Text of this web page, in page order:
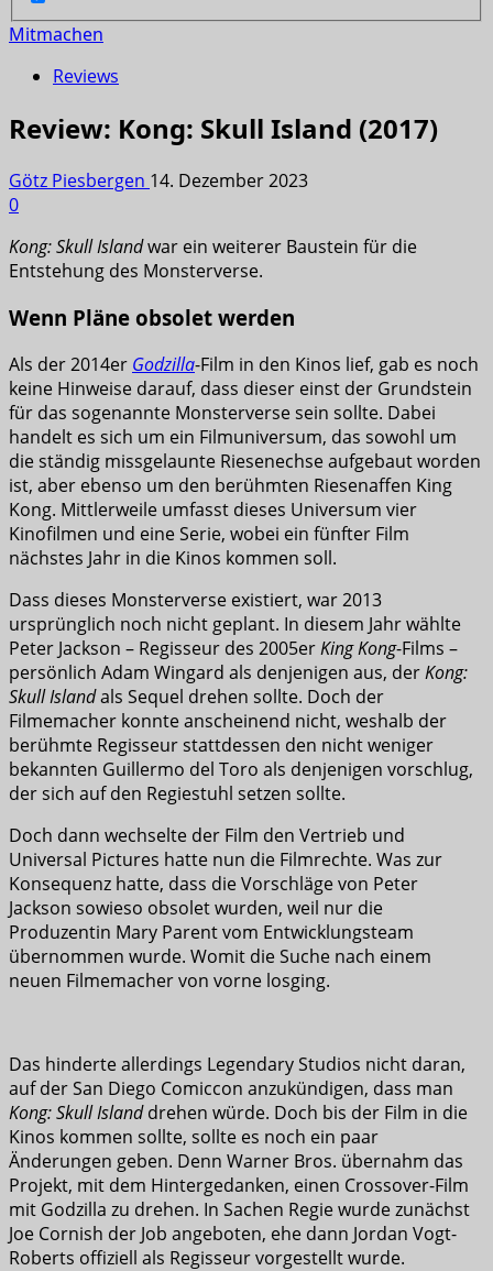
Mitmachen
Reviews
Review: Kong: Skull Island (2017)
Götz Piesbergen 14. Dezember 2023
0
Kong: Skull Islandwar ein weiterer Baustein für die
Entstehung des Monsterverse.
Wenn Pläne obsolet werden
Als der 2014er Godzilla-Film in den Kinos lief, gab es noch
keine Hinweise darauf, dass dieser einst der Grundstein
für das sogenannte Monsterverse sein sollte. Dabei
handelt es sich um ein Filmuniversum, das sowohl um
die ständig missgelaunte Riesenechse aufgebaut worden
ist, aber ebenso um den berühmten Riesenaffen King
Kong. Mittlerweile umfasst dieses Universum vier
Kinofilmen und eine Serie, wobei ein fünfter Film
nächstes Jahr in die Kinos kommen soll.
Dass dieses Monsterverse existiert, war 2013
ursprünglich noch nicht geplant. In diesem Jahr wählte
Peter Jackson – Regisseur des 2005erKing Kong-Films –
persönlich Adam Wingard als denjenigen aus, derKong:
Skull Islandals Sequel drehen sollte. Doch der
Filmemacher konnte anscheinend nicht, weshalb der
berühmte Regisseur stattdessen den nicht weniger
bekannten Guillermo del Toro als denjenigen vorschlug,
der sich auf den Regiestuhl setzen sollte.
Doch dann wechselte der Film den Vertrieb und
Universal Pictures hatte nun die Filmrechte. Was zur
Konsequenz hatte, dass die Vorschläge von Peter
Jackson sowieso obsolet wurden, weil nur die
Produzentin Mary Parent vom Entwicklungsteam
übernommen wurde. Womit die Suche nach einem
neuen Filmemacher von vorne losging.
Das hinderte allerdings Legendary Studios nicht daran,
auf der San Diego Comiccon anzukündigen, dass man
Kong: Skull Islanddrehen würde. Doch bis der Film in die
Kinos kommen sollte, sollte es noch ein paar
Änderungen geben. Denn Warner Bros. übernahm das
Projekt, mit dem Hintergedanken, einen Crossover-Film
mit Godzilla zu drehen. In Sachen Regie wurde zunächst
Joe Cornish der Job angeboten, ehe dann Jordan Vogt-
Roberts offiziell als Regisseur vorgestellt wurde.